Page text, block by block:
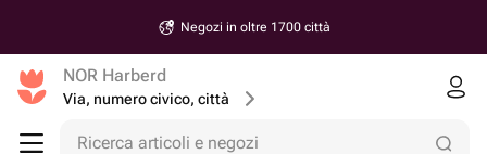
Negozi in oltre 1700 città
NOR Harberd
Via, numero civico, città
Ricerca articoli e negozi